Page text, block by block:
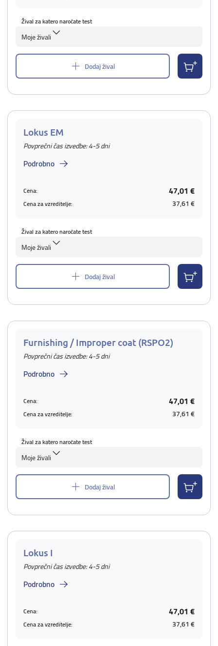
Žival za katero naročate test
Moje živali
Dodaj žival
Lokus EM
Povprečni čas izvedbe: 4-5 dni
Podrobno
Cena: 47,01 €
Cena za vzreditelje: 37,61 €
Žival za katero naročate test
Moje živali
Dodaj žival
Furnishing / Improper coat (RSPO2)
Povprečni čas izvedbe: 4-5 dni
Podrobno
Cena: 47,01 €
Cena za vzreditelje: 37,61 €
Žival za katero naročate test
Moje živali
Dodaj žival
Lokus I
Povprečni čas izvedbe: 4-5 dni
Podrobno
Cena: 47,01 €
Cena za vzreditelje: 37,61 €